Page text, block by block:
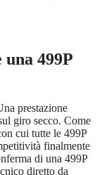
499P
prestazione
giro secco. Come
cui tutte le 499P
finalmente
di una 499P
diretto da